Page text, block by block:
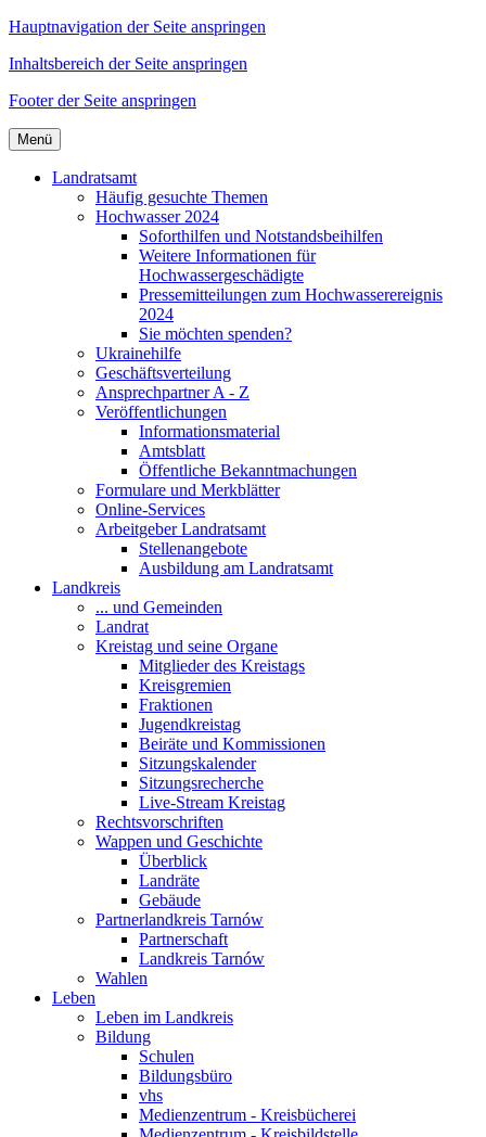
Hauptnavigation der Seite anspringen
Inhaltsbereich der Seite anspringen
Footer der Seite anspringen
Menü
Landratsamt
Häufig gesuchte Themen
Hochwasser 2024
Soforthilfen und Notstandsbeihilfen
Weitere Informationen für
Hochwassergeschädigte
Pressemitteilungen zum Hochwasserereignis
2024
Sie möchten spenden?
Ukrainehilfe
Geschäftsverteilung
Ansprechpartner A - Z
Veröffentlichungen
Informationsmaterial
Amtsblatt
Öffentliche Bekanntmachungen
Formulare und Merkblätter
Online-Services
Arbeitgeber Landratsamt
Stellenangebote
Ausbildung am Landratsamt
Landkreis
... und Gemeinden
Landrat
Kreistag und seine Organe
Mitglieder des Kreistags
Kreisgremien
Fraktionen
Jugendkreistag
Beiräte und Kommissionen
Sitzungskalender
Sitzungsrecherche
Live-Stream Kreistag
Rechtsvorschriften
Wappen und Geschichte
Überblick
Landräte
Gebäude
Partnerlandkreis Tarnów
Partnerschaft
Landkreis Tarnów
Wahlen
Leben
Leben im Landkreis
Bildung
Schulen
Bildungsbüro
vhs
Medienzentrum - Kreisbücherei